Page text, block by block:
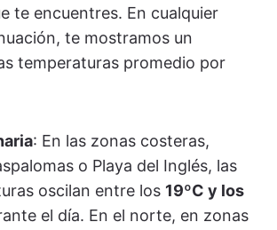
te encuentres. En cualquier
te mostramos un
temperaturas promedio por
: En las zonas costeras,
o Playa del Inglés, las
oscilan entre los 19ºC y los
el día. En el norte, en zonas